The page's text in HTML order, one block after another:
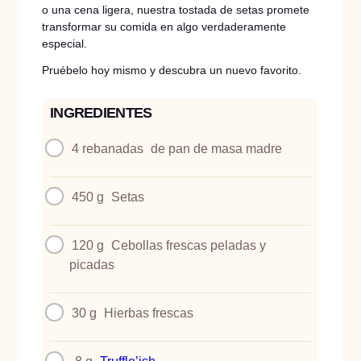
o una cena ligera, nuestra tostada de setas promete
transformar su comida en algo verdaderamente
especial.
Pruébelo hoy mismo y descubra un nuevo favorito.
INGREDIENTES
4 rebanadas de pan de masa madre
450 g Setas
120 g Cebollas frescas peladas y
picadas
30 g Hierbas frescas